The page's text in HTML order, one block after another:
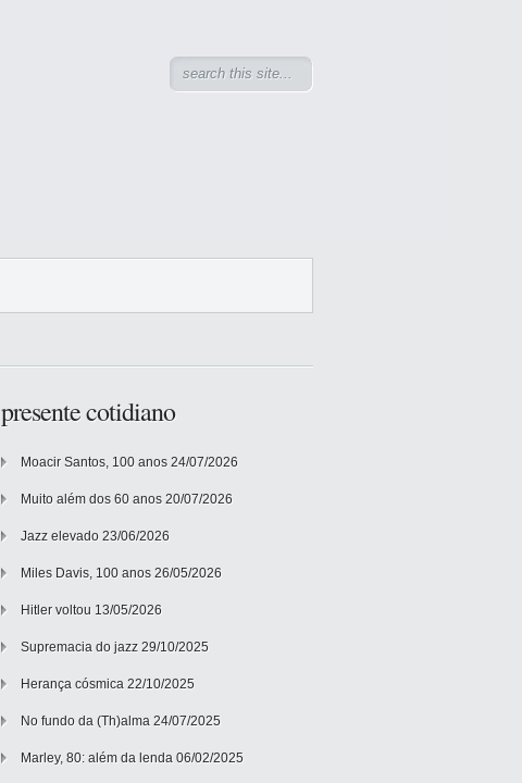
presente cotidiano
Moacir Santos, 100 anos 24/07/2026
Muito além dos 60 anos 20/07/2026
Jazz elevado 23/06/2026
Miles Davis, 100 anos 26/05/2026
Hitler voltou 13/05/2026
Supremacia do jazz 29/10/2025
Herança cósmica 22/10/2025
No fundo da (Th)alma 24/07/2025
Marley, 80: além da lenda 06/02/2025